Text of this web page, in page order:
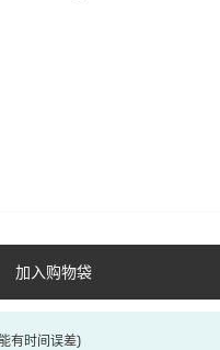
加入购物袋
有时间误差)